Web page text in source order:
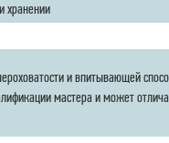
хранении
и впитывающей
мастера и может